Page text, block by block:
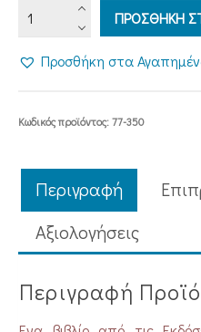
ΓΙΟΡΤΑΖΩ
ΠΑΣΧΑ
ΠΡΟΣΘΗΚΗ
Προσθήκη στα
Κωδικός προϊόντος:77-350
Περιγραφή
Aξιολογήσεις
Περιγραφή